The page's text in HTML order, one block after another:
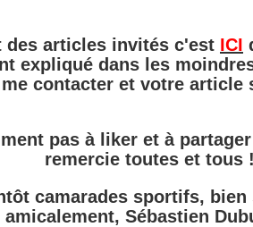
des articles invités c'est ICI
expliqué dans les
contacter et votre article
pas à liker et à
remercie toutes et tous
camarades sportifs,
amicalement, Sébastien